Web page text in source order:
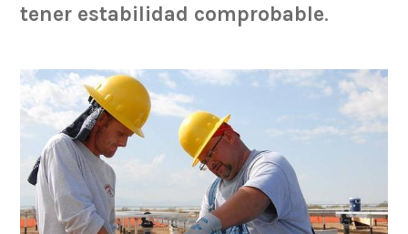
tener estabilidad comprobable.